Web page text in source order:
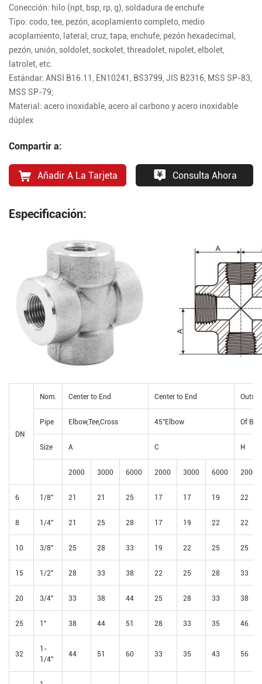
Conección: hilo (npt, bsp, rp, g), soldadura de enchufe
Tipo: codo, tee, pezón, acoplamiento completo, medio
acoplamiento, lateral, cruz, tapa, enchufe, pezón hexadecimal,
pezón, unión, soldolet, sockolet, threadolet, nipolet, elbolet,
latrolet, etc.
Estándar: ANSI B16.11, EN10241, BS3799, JIS B2316, MSS SP-83,
MSS SP-79;
Material: acero inoxidable, acero al carbono y acero inoxidable
dúplex
Compartir a:
Añadir A La Tarjeta Consulta Ahora
Especificación:
DN
Nom. Center to End Center to End
Pipe Elbow,Tee,Cross 45°Elbow Of
Size A C H
2000 3000 6000 2000 3000 6000 2000
6 1/8" 21 21 25 17 17 19 22
8 1/4" 21 25 28 17 19 22 22
10 3/8" 25 28 33 19 22 25 25
15 1/2" 28 33 38 22 25 28 33
20 3/4" 33 38 44 25 28 33 38
25 1" 38 44 51 28 33 35 46
32
1-
1/4"
44 51 60 33 35 43 56